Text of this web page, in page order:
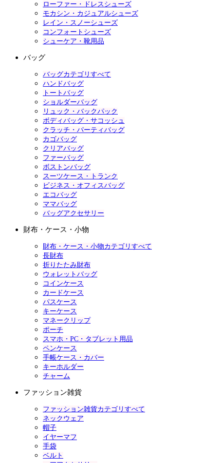
ローファー・ドレスシューズ
モカシン・カジュアルシューズ
レイン・スノーシューズ
コンフォートシューズ
シューケア・靴用品
バッグ
バッグカテゴリすべて
ハンドバッグ
トートバッグ
ショルダーバッグ
リュック・バックパック
ボディバッグ・サコッシュ
クラッチ・パーティバッグ
カゴバッグ
クリアバッグ
ファーバッグ
ボストンバッグ
スーツケース・トランク
ビジネス・オフィスバッグ
エコバッグ
ママバッグ
バッグアクセサリー
財布・ケース・小物
財布・ケース・小物カテゴリすべて
長財布
折りたたみ財布
ウォレットバッグ
コインケース
カードケース
パスケース
キーケース
マネークリップ
ポーチ
スマホ・PC・タブレット用品
ペンケース
手帳ケース・カバー
キーホルダー
チャーム
ファッション雑貨
ファッション雑貨カテゴリすべて
ネックウェア
帽子
イヤーマフ
手袋
ベルト